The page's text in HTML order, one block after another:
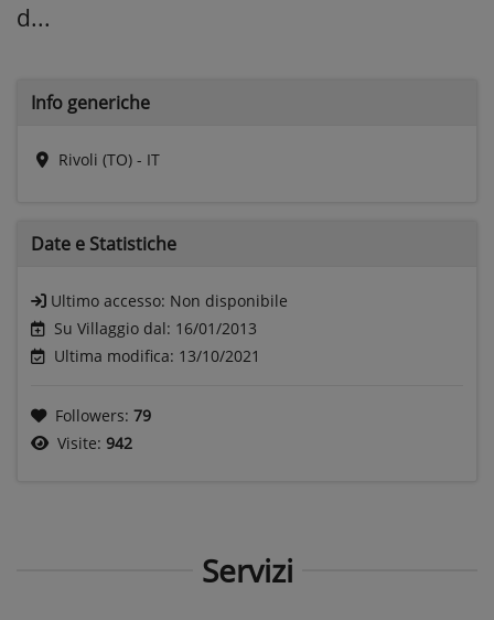
d...
Info generiche
Rivoli (TO) - IT
Date e Statistiche
Ultimo accesso: Non disponibile
Su Villaggio dal: 16/01/2013
Ultima modifica: 13/10/2021
Followers: 79
Visite: 942
Servizi